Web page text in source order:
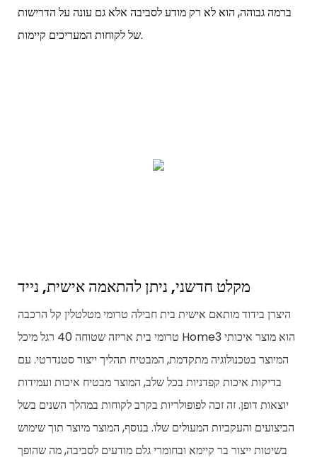
ברמה גבוהה, הוא לא רק מודע לסביבה אלא גם עונה על הדרישות
של לקוחות המעריכים קיימות.
היצרן בידוד מותאם אישית בית חבילה טרומי מטלטלין קל הרכבה
טרומי בית אריזה שטוחה 40 רגל מיכל Home3 הוא מוצר איכותי
המיוצר בטכנולוגיה מתקדמת, המבטיח תהליך ייצור סטנדרטי. עם
בדיקות איכות קפדניות בכל שלב, המוצר מבטיח איכות ועמידות
יוצאות דופן. זה זכה לפופולריות בקרב לקוחות במהלך השנים בשל
הביצועים והעקביות המעולים שלו. בנוסף, המוצר מיוצר תוך שימוש
בשיטות ייצור בר קיימא ובחומרי גלם מודעים לסביבה, מה שהופך